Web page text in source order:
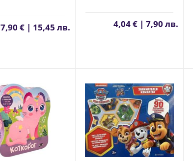
7,90 € | 15,45 лв. 4,04 € | 7,90 лв.